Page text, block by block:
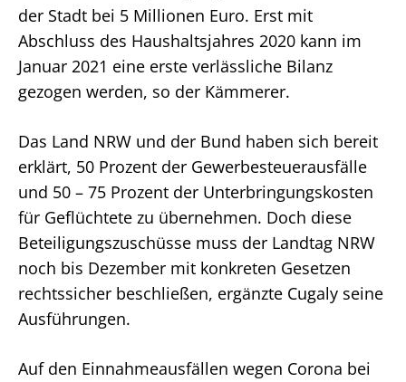
der Stadt bei 5 Millionen Euro. Erst mit
Abschluss des Haushaltsjahres 2020 kann im
Januar 2021 eine erste verlässliche Bilanz
gezogen werden, so der Kämmerer.
Das Land NRW und der Bund haben sich bereit
erklärt, 50 Prozent der Gewerbesteuerausfälle
und 50 – 75 Prozent der Unterbringungskosten
für Geflüchtete zu übernehmen. Doch diese
Beteiligungszuschüsse muss der Landtag NRW
noch bis Dezember mit konkreten Gesetzen
rechtssicher beschließen, ergänzte Cugaly seine
Ausführungen.
Auf den Einnahmeausfällen wegen Corona bei